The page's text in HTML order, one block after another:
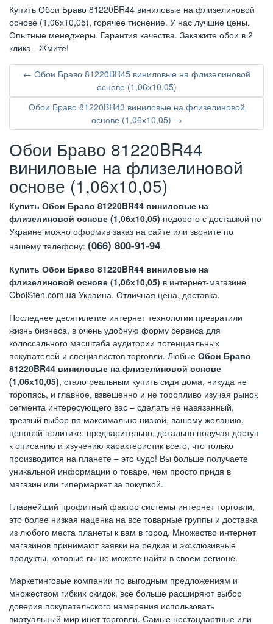
Купить Обои Браво 81220BR44 виниловые на флизелиновой
основе (1,06х10,05), горячее тиснение. У нас лучшие цены.
Опытные менеджеры. Гарантия качества. Закажите обои в 2
клика - Жмите!
← Обои Браво 81220BR45 виниловые на флизелиновой
основе (1,06х10,05)
Обои Браво 81220BR43 виниловые на флизелиновой
основе (1,06х10,05) →
Обои Браво 81220BR44
виниловые на флизелиновой
основе (1,06х10,05)
Купить Обои Браво 81220BR44 виниловые на
флизелиновой основе (1,06х10,05) недорого с доставкой по
Украине можно оформив заказ на сайте или звоните по
нашему телефону: (066) 800-91-94.
Купить Обои Браво 81220BR44 виниловые на
флизелиновой основе (1,06х10,05) в интернет-магазине
OboiSten.com.ua Украина. Отличная цена, доставка.
Последнее десятилетие интернет технологии превратили
жизнь бизнеса, в очень удобную форму сервиса для
колоссального масштаба аудитории потенциальных
покупателей и специалистов торговли. Любые Обои Браво
81220BR44 виниловые на флизелиновой основе
(1,06х10,05), стало реальным купить сидя дома, никуда не
торопясь, и главное, взвешенно и не торопливо изучая рынок
сегмента интересующего вас – сделать не навязанный,
трезвый выбор по максимально низкой, вашему желанию,
ценовой политике, предварительно, детально получая доступ
к описанию и изучению характеристик всего, что только
производится на планете – это чудо! Вы больше получаете
уникальной информации о товаре, чем просто придя в
магазин или гипермаркет за покупкой.
Главнейший профитный фактор системы интернет торговли,
это более низкая наценка на все товарные группы и доставка
из любого места планеты к вам в город. Множество интернет
магазинов принимают заявки на редкие и эксклюзивные
продукты, которые вы не можете найти в своем регионе.
Маркетинговые компании по выгодным предложениям и
множеством гибких скидок, все больше расширяют выбор
доверия покупательского намерения использовать
виртуальный мир инет торговли. Самые нестандартные или